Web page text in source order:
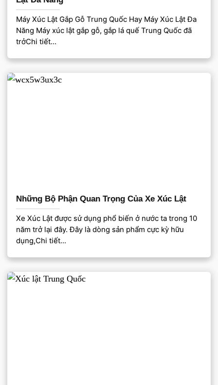
Máy Xúc Lật Gắp Gỗ Trung Quốc Hay Máy Xúc Lật Đa
Năng Máy xúc lật gắp gỗ, gắp lá quế Trung Quốc đã
trởChi tiết...
Những Bộ Phận Quan Trọng Của Xe Xúc Lật
Xe Xúc Lật được sử dụng phổ biến ở nước ta trong 10
năm trở lại đây. Đây là dòng sản phẩm cực kỳ hữu
dụng,Chi tiết...